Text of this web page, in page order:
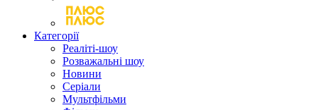
Категорії
Реаліті-шоу
Розважальні шоу
Новини
Серіали
Мультфільми